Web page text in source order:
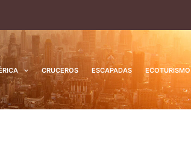
CRUCEROS ESCAPADAS ECOTURISMO